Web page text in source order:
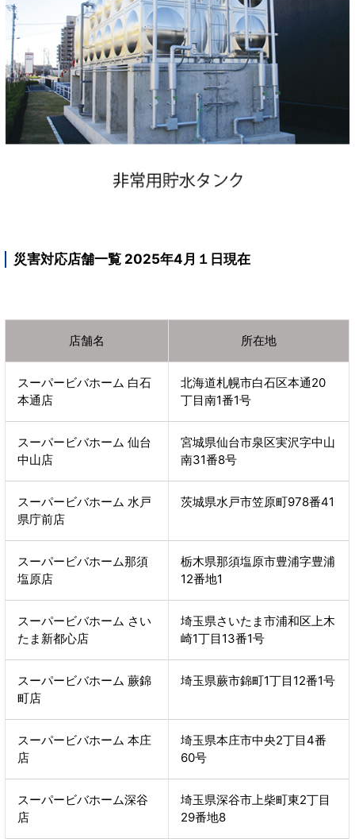
災害対応店舗一覧 2025年4月１日現在
店舗名 所在地
スーパービバホーム 白石
本通店
北海道札幌市白石区本通20
丁目南1番1号
スーパービバホーム 仙台
中山店
宮城県仙台市泉区実沢字中山
南31番8号
スーパービバホーム 水戸
県庁前店
茨城県水戸市笠原町978番41
スーパービバホーム那須
塩原店
栃木県那須塩原市豊浦字豊浦
12番地1
スーパービバホーム さい
たま新都心店
埼玉県さいたま市浦和区上木
崎1丁目13番1号
スーパービバホーム 蕨錦
町店
埼玉県蕨市錦町1丁目12番1号
スーパービバホーム 本庄
店
埼玉県本庄市中央2丁目4番
60号
スーパービバホーム深谷
店
埼玉県深谷市上柴町東2丁目
29番地8